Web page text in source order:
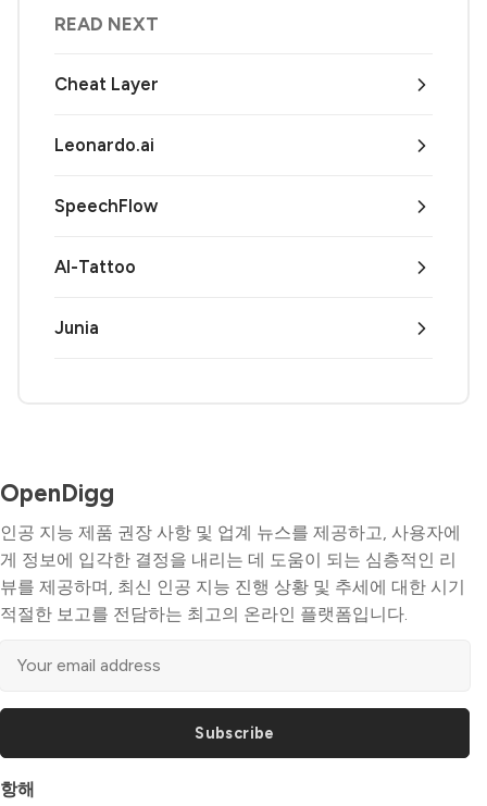
READ NEXT
Cheat Layer
Leonardo.ai
SpeechFlow
AI-Tattoo
Junia
OpenDigg
인공 지능 제품 권장 사항 및 업계 뉴스를 제공하고, 사용자에
게 정보에 입각한 결정을 내리는 데 도움이 되는 심층적인 리
뷰를 제공하며, 최신 인공 지능 진행 상황 및 추세에 대한 시기
적절한 보고를 전담하는 최고의 온라인 플랫폼입니다.
Subscribe
항해